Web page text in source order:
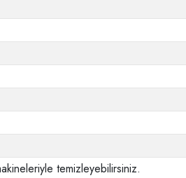
temizleyebilirsiniz.